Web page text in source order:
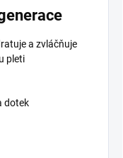
a zvláčňuje
pleti
dotek